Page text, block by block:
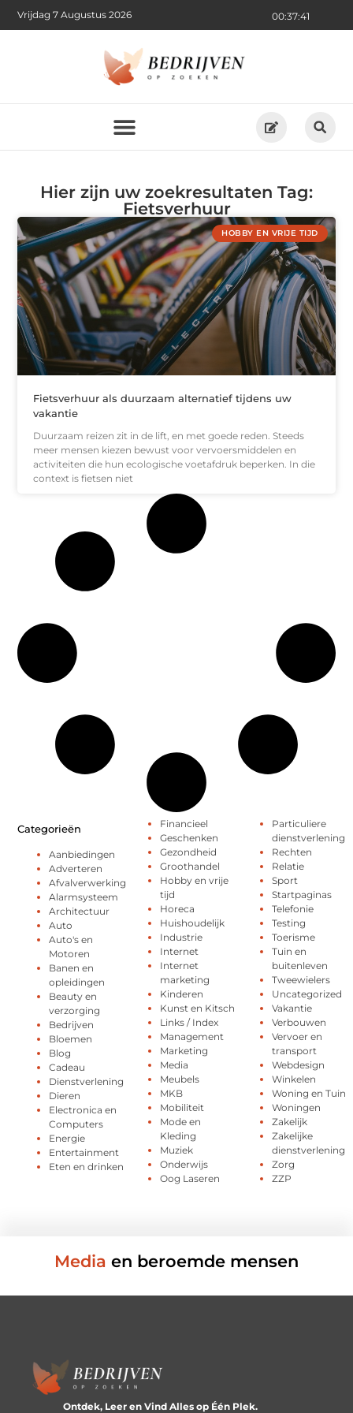
00:37:41
Vrijdag 7 Augustus 2026
Hier zijn uw zoekresultaten Tag:
Fietsverhuur
HOBBY EN VRIJE TIJD
Fietsverhuur als duurzaam alternatief tijdens uw
vakantie
Duurzaam reizen zit in de lift, en met goede reden. Steeds
meer mensen kiezen bewust voor vervoersmiddelen en
activiteiten die hun ecologische voetafdruk beperken. In die
context is fietsen niet
Categorieën
Aanbiedingen
Adverteren
Afvalverwerking
Alarmsysteem
Architectuur
Auto
Auto's en
Motoren
Banen en
opleidingen
Beauty en
verzorging
Bedrijven
Bloemen
Blog
Cadeau
Dienstverlening
Dieren
Electronica en
Computers
Energie
Entertainment
Eten en drinken
Financieel
Geschenken
Gezondheid
Groothandel
Hobby en vrije
tijd
Horeca
Huishoudelijk
Industrie
Internet
Internet
marketing
Kinderen
Kunst en Kitsch
Links / Index
Management
Marketing
Media
Meubels
MKB
Mobiliteit
Mode en
Kleding
Muziek
Onderwijs
Oog Laseren
Particuliere
dienstverlening
Rechten
Relatie
Sport
Startpaginas
Telefonie
Testing
Toerisme
Tuin en
buitenleven
Tweewielers
Uncategorized
Vakantie
Verbouwen
Vervoer en
transport
Webdesign
Winkelen
Woning en Tuin
Woningen
Zakelijk
Zakelijke
dienstverlening
Zorg
ZZP
Media en beroemde mensen
Ontdek, Leer en Vind Alles op Één Plek.